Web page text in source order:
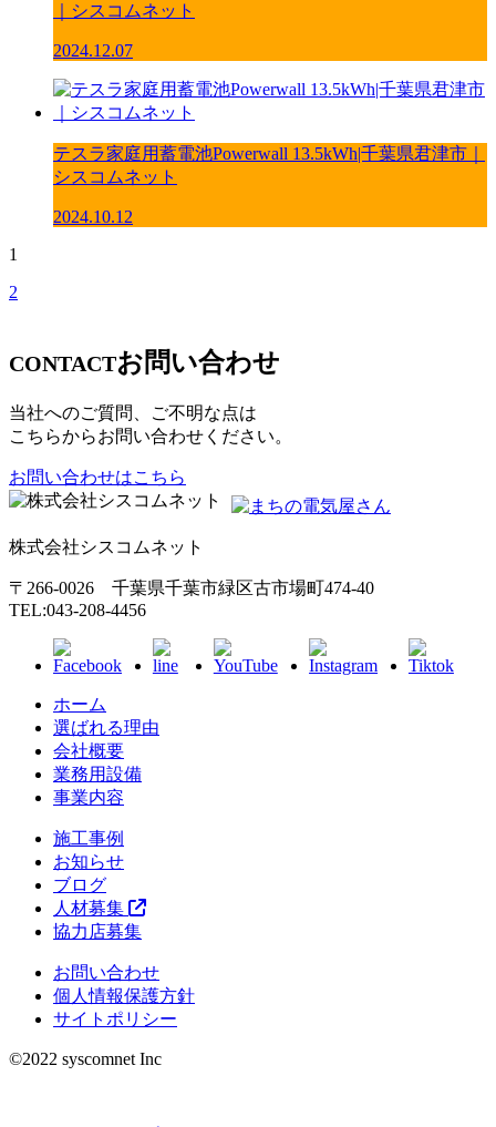
｜シスコムネット
2024.12.07
テスラ家庭用蓄電池Powerwall 13.5kWh|千葉県君津市｜
シスコムネット
2024.10.12
1
2
CONTACTお問い合わせ
当社へのご質問、ご不明な点は
こちらからお問い合わせください。
お問い合わせはこちら
株式会社シスコムネット
〒266-0026 千葉県千葉市緑区古市場町474-40
TEL:043-208-4456
ホーム
選ばれる理由
会社概要
業務用設備
事業内容
施工事例
お知らせ
ブログ
人材募集
協力店募集
お問い合わせ
個人情報保護方針
サイトポリシー
©︎2022 syscomnet Inc